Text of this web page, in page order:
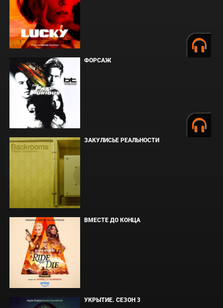
ФОРСАЖ
ЗАКУЛИСЬЕ РЕАЛЬНОСТИ
ВМЕСТЕ ДО КОНЦА
УКРЫТИЕ. СЕЗОН 3